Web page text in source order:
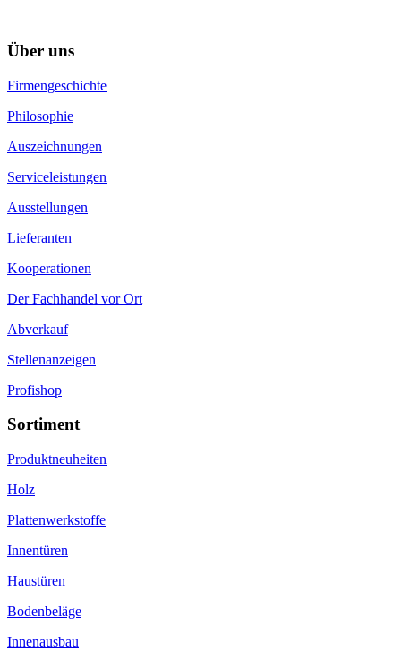
Über uns
Firmengeschichte
Philosophie
Auszeichnungen
Serviceleistungen
Ausstellungen
Lieferanten
Kooperationen
Der Fachhandel vor Ort
Abverkauf
Stellenanzeigen
Profishop
Sortiment
Produktneuheiten
Holz
Plattenwerkstoffe
Innentüren
Haustüren
Bodenbeläge
Innenausbau